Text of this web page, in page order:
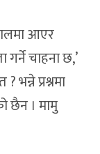
आएर
गर्ने चाहना छ,’
भन्ने प्रश्नमा
छैन । मामु